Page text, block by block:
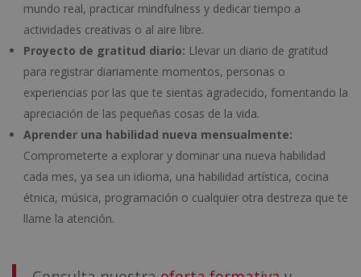
mundo real, practicar mindfulness y dedicar tiempo a
actividades creativas o al aire libre.
Proyecto de gratitud diario: Llevar un diario de gratitud
para registrar diariamente momentos, personas o
experiencias por las que te sientas agradecido, fomentando la
apreciación de las pequeñas cosas de la vida.
Aprender una habilidad nueva mensualmente:
Comprometerte a explorar y dominar una nueva habilidad
cada mes, ya sea un idioma, una habilidad artística, cocina
étnica, música, programación o cualquier otra destreza que te
llame la atención.